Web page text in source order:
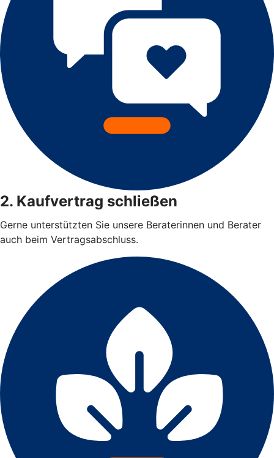
2. Kaufvertrag schließen
Gerne unterstützten Sie unsere Beraterinnen und Berater
auch beim Vertragsabschluss.